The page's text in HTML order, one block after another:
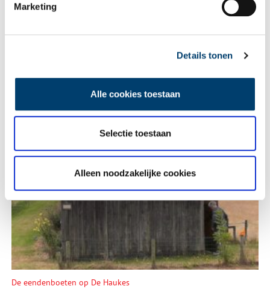
Marketing
Details tonen
Alle cookies toestaan
Selectie toestaan
Alleen noodzakelijke cookies
Een jaar rond in de Eendenkooi ’t Zand
Tien verdwenen pretparken
De eendenboeten op De Haukes